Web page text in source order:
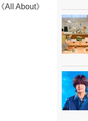
《All About》